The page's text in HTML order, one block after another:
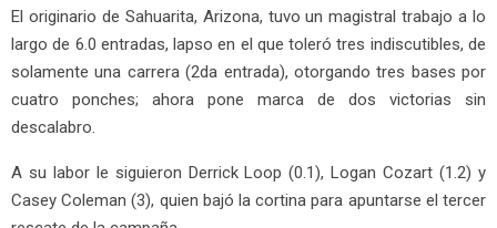
El originario de Sahuarita, Arizona, tuvo un magistral trabajo a lo
largo de 6.0 entradas, lapso en el que toleró tres indiscutibles, de
solamente una carrera (2da entrada), otorgando tres bases por
cuatro ponches; ahora pone marca de dos victorias sin
descalabro.
A su labor le siguieron Derrick Loop (0.1), Logan Cozart (1.2) y
Casey Coleman (3), quien bajó la cortina para apuntarse el tercer